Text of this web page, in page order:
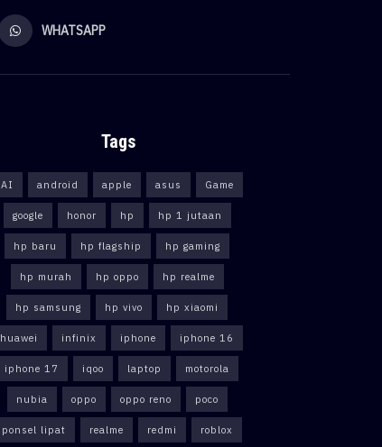
WHATSAPP
Tags
AI android apple asus Game
google honor hp hp 1 jutaan
hp baru hp flagship hp gaming
hp murah hp oppo hp realme
hp samsung hp vivo hp xiaomi
huawei infinix iphone iphone 16
iphone 17 iqoo laptop motorola
nubia oppo oppo reno poco
ponsel lipat realme redmi roblox